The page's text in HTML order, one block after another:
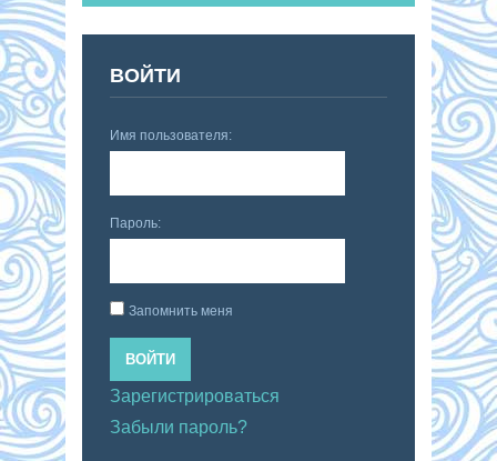
ВОЙТИ
Имя пользователя:
Пароль:
Запомнить меня
ВОЙТИ
Зарегистрироваться
Забыли пароль?